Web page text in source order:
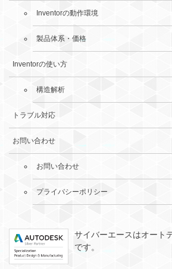
Inventorの動作環境
製品体系・価格
Inventorの使い方
構造解析
トラブル対応
お問い合わせ
お問い合わせ
プライバシーポリシー
サイバーエースはオート
です。